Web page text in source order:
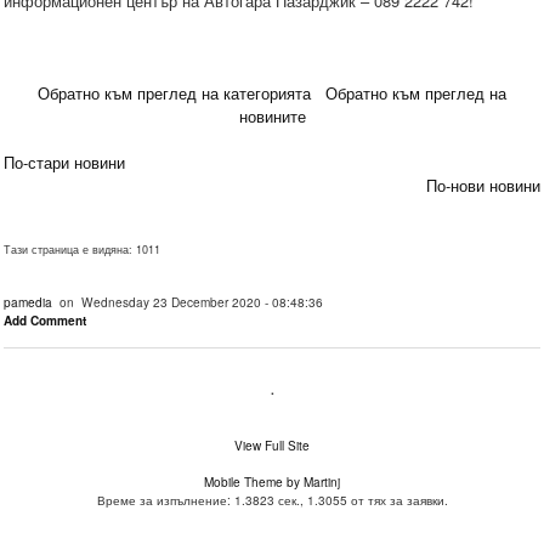
Обратно към преглед на категорията
Обратно към преглед на
новините
По-стари новини
По-нови новини
Тази страница е видяна: 1011
pamedia on Wednesday 23 December 2020 - 08:48:36
Add Comment
.
View Full Site
Mobile Theme by Martinj
Време за изпълнение: 1.3823 сек., 1.3055 от тях за заявки.